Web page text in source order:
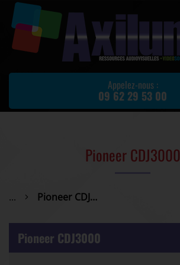
Appelez-nous :
09 62 29 53 00
Accueil
Prestations
Location de matériel
Avis client
Pioneer CDJ3000
... Pioneer CDJ3000
Pioneer CDJ3000